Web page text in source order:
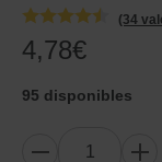
(34
4,78€
95 disponibles